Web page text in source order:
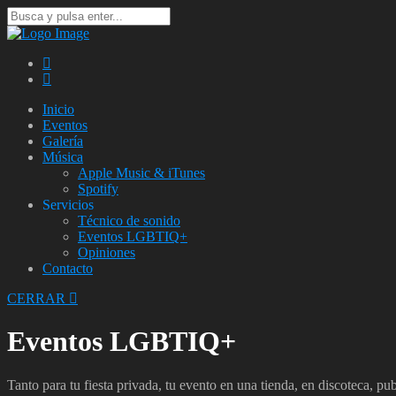
Inicio
Eventos
Galería
Música
Apple Music & iTunes
Spotify
Servicios
Técnico de sonido
Eventos LGBTIQ+
Opiniones
Contacto
CERRAR
Eventos LGBTIQ+
Tanto para tu fiesta privada, tu evento en una tienda, en discoteca,